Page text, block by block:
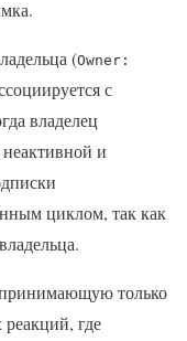
(Owner:
с
владелец
неактивной и
циклом, так как
принимающую только
реакций, где